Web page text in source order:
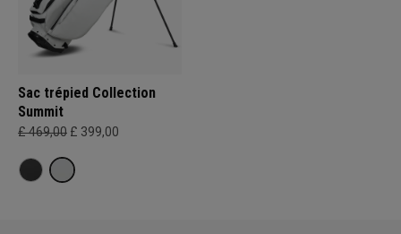
Sac trépied Collection
Summit
£ 469,00 £ 399,00